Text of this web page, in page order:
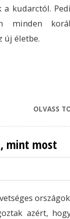
kudarctól.
minden
új életbe.
OLVASS
mint most
azért,